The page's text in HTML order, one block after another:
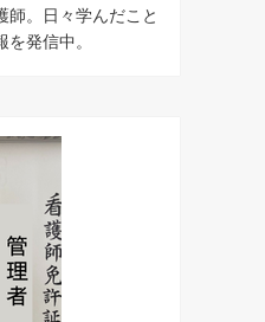
師。日々学んだこと
発信中。